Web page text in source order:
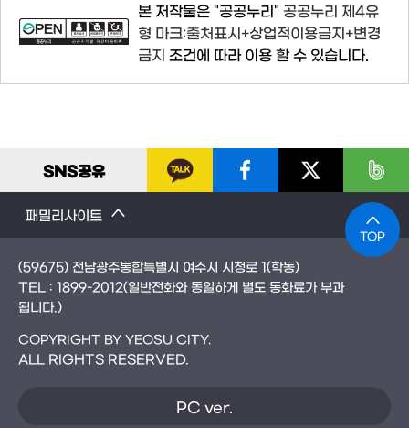
본 저작물은 "공공누리" 공공누리 제4유
형 마크:출처표시+상업적이용금지+변경
금지 조건에 따라 이용 할 수 있습니다.
SNS공유
패밀리사이트
TOP
(59675) 전남광주통합특별시 여수시 시청로 1(학동)
TEL : 1899-2012(일반전화와 동일하게 별도 통화료가 부과
됩니다.)
COPYRIGHT BY YEOSU CITY.
ALL RIGHTS RESERVED.
PC ver.